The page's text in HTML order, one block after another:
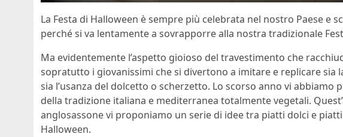
La Festa di Halloween è sempre più celebrata nel nostro Paese e
perché si va lentamente a sovrapporre alla nostra tradizionale
Ma evidentemente l’aspetto gioioso del travestimento che
sopratutto i giovanissimi che si divertono a imitare e replicare sia
sia l’usanza del dolcetto o scherzetto. Lo scorso anno vi
della tradizione italiana e mediterranea totalmente vegetali.
anglosassone vi proponiamo un serie di idee tra piatti dolci e
Halloween.